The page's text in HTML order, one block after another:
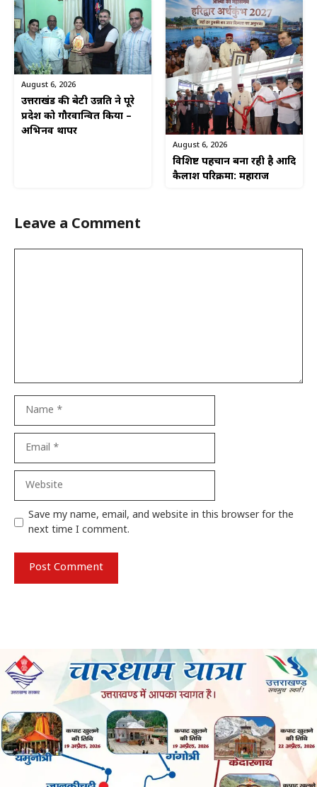
August 6, 2026
उत्तराखंड की बेटी उन्नति ने पूरे
प्रदेश को गौरवान्वित किया –
अभिनव थापर
August 6, 2026
विशिष्ट पहचान बना रही है आदि
कैलाश परिक्रमा: महाराज
Leave a Comment
Website
Save my name, email, and website in this browser for the
next time I comment.